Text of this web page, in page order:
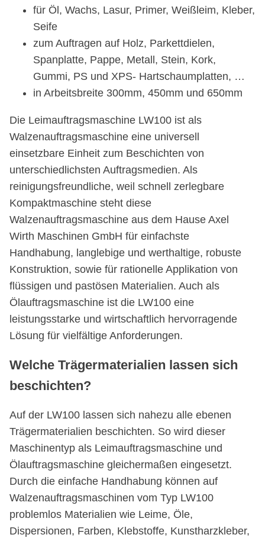
für Öl, Wachs, Lasur, Primer, Weißleim, Kleber,
Seife
zum Auftragen auf Holz, Parkettdielen,
Spanplatte, Pappe, Metall, Stein, Kork,
Gummi, PS und XPS- Hartschaumplatten, …
in Arbeitsbreite 300mm, 450mm und 650mm
Die Leimauftragsmaschine LW100 ist als
Walzenauftragsmaschine eine universell
einsetzbare Einheit zum Beschichten von
unterschiedlichsten Auftragsmedien. Als
reinigungsfreundliche, weil schnell zerlegbare
Kompaktmaschine steht diese
Walzenauftragsmaschine aus dem Hause Axel
Wirth Maschinen GmbH für einfachste
Handhabung, langlebige und werthaltige, robuste
Konstruktion, sowie für rationelle Applikation von
flüssigen und pastösen Materialien. Auch als
Ölauftragsmaschine ist die LW100 eine
leistungsstarke und wirtschaftlich hervorragende
Lösung für vielfältige Anforderungen.
Welche Trägermaterialien lassen sich
beschichten?
Auf der LW100 lassen sich nahezu alle ebenen
Trägermaterialien beschichten. So wird dieser
Maschinentyp als Leimauftragsmaschine und
Ölauftragsmaschine gleichermaßen eingesetzt.
Durch die einfache Handhabung können auf
Walzenauftragsmaschinen vom Typ LW100
problemlos Materialien wie Leime, Öle,
Dispersionen, Farben, Klebstoffe, Kunstharzkleber,